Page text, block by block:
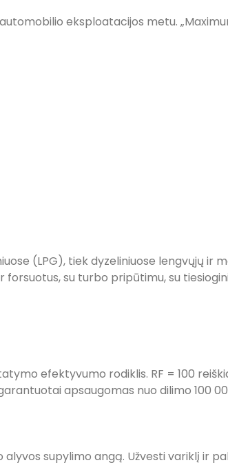
eksploatacijos metu.
(LPG), tiek dyzeliniuose lengvųjų ir
su turbo pripūtimu, su
efektyvumo rodiklis. RF = 100
apsaugomas nuo dilimo 100
supylimo angą. Užvesti variklį ir